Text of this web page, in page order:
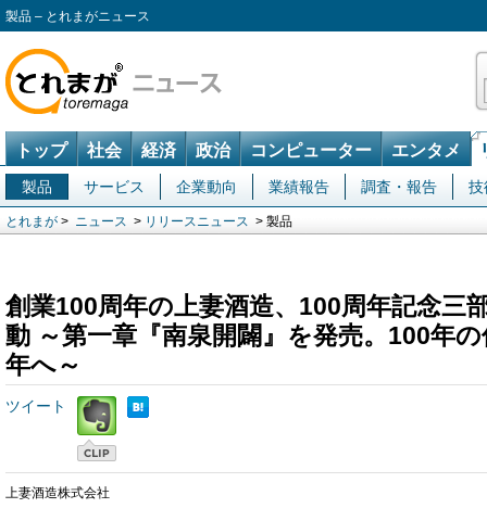
製品 – とれまがニュース
トップ 社会 経済 政治 コンピューター エンタメ
製品 サービス 企業動向 業績報告 調査・報告 技
とれまが > ニュース > リリースニュース > 製品
創業100周年の上妻酒造、100周年記念三
動 ～第一章『南泉開闢』を発売。100年
年へ～
ツイート
上妻酒造株式会社